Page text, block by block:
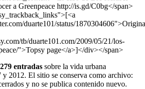
a Greenpeace http://is.gd/C0bg</span>
duarte101/status/
tb/duarte101.com/2009/05/21/los-
">Topsy page</a>]</div></span>
entradas sobre la vida urbana
y 2012. El sitio se conserva como archivo:
y no se publica contenido nuevo.